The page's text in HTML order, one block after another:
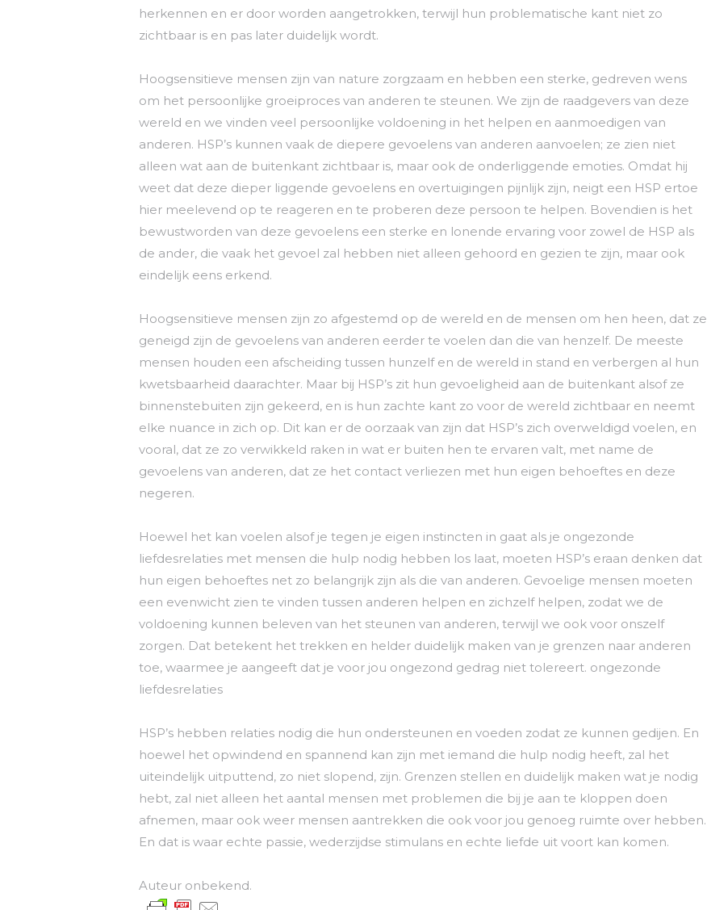
herkennen en er door worden aangetrokken, terwijl hun problematische kant niet zo
zichtbaar is en pas later duidelijk wordt.
Hoogsensitieve mensen zijn van nature zorgzaam en hebben een sterke, gedreven wens
om het persoonlijke groeiproces van anderen te steunen. We zijn de raadgevers van deze
wereld en we vinden veel persoonlijke voldoening in het helpen en aanmoedigen van
anderen. HSP’s kunnen vaak de diepere gevoelens van anderen aanvoelen; ze zien niet
alleen wat aan de buitenkant zichtbaar is, maar ook de onderliggende emoties. Omdat hij
weet dat deze dieper liggende gevoelens en overtuigingen pijnlijk zijn, neigt een HSP ertoe
hier meelevend op te reageren en te proberen deze persoon te helpen. Bovendien is het
bewustworden van deze gevoelens een sterke en lonende ervaring voor zowel de HSP als
de ander, die vaak het gevoel zal hebben niet alleen gehoord en gezien te zijn, maar ook
eindelijk eens erkend.
Hoogsensitieve mensen zijn zo afgestemd op de wereld en de mensen om hen heen, dat ze
geneigd zijn de gevoelens van anderen eerder te voelen dan die van henzelf. De meeste
mensen houden een afscheiding tussen hunzelf en de wereld in stand en verbergen al hun
kwetsbaarheid daarachter. Maar bij HSP’s zit hun gevoeligheid aan de buitenkant alsof ze
binnenstebuiten zijn gekeerd, en is hun zachte kant zo voor de wereld zichtbaar en neemt
elke nuance in zich op. Dit kan er de oorzaak van zijn dat HSP’s zich overweldigd voelen, en
vooral, dat ze zo verwikkeld raken in wat er buiten hen te ervaren valt, met name de
gevoelens van anderen, dat ze het contact verliezen met hun eigen behoeftes en deze
negeren.
Hoewel het kan voelen alsof je tegen je eigen instincten in gaat als je ongezonde
liefdesrelaties met mensen die hulp nodig hebben los laat, moeten HSP’s eraan denken dat
hun eigen behoeftes net zo belangrijk zijn als die van anderen. Gevoelige mensen moeten
een evenwicht zien te vinden tussen anderen helpen en zichzelf helpen, zodat we de
voldoening kunnen beleven van het steunen van anderen, terwijl we ook voor onszelf
zorgen. Dat betekent het trekken en helder duidelijk maken van je grenzen naar anderen
toe, waarmee je aangeeft dat je voor jou ongezond gedrag niet tolereert. ongezonde
liefdesrelaties
HSP’s hebben relaties nodig die hun ondersteunen en voeden zodat ze kunnen gedijen. En
hoewel het opwindend en spannend kan zijn met iemand die hulp nodig heeft, zal het
uiteindelijk uitputtend, zo niet slopend, zijn. Grenzen stellen en duidelijk maken wat je nodig
hebt, zal niet alleen het aantal mensen met problemen die bij je aan te kloppen doen
afnemen, maar ook weer mensen aantrekken die ook voor jou genoeg ruimte over hebben.
En dat is waar echte passie, wederzijdse stimulans en echte liefde uit voort kan komen.
Auteur onbekend.